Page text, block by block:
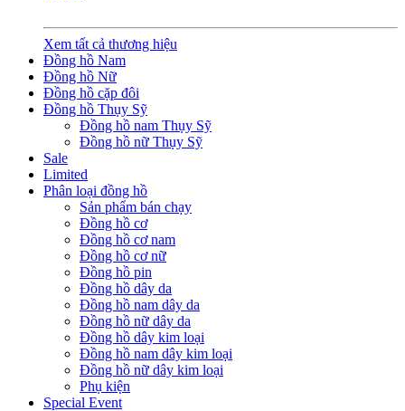
Xem tất cả thương hiệu
Đồng hồ Nam
Đồng hồ Nữ
Đồng hồ cặp đôi
Đồng hồ Thụy Sỹ
Đồng hồ nam Thụy Sỹ
Đồng hồ nữ Thụy Sỹ
Sale
Limited
Phân loại đồng hồ
Sản phẩm bán chạy
Đồng hồ cơ
Đồng hồ cơ nam
Đồng hồ cơ nữ
Đồng hồ pin
Đồng hồ dây da
Đồng hồ nam dây da
Đồng hồ nữ dây da
Đồng hồ dây kim loại
Đồng hồ nam dây kim loại
Đồng hồ nữ dây kim loại
Phụ kiện
Special Event